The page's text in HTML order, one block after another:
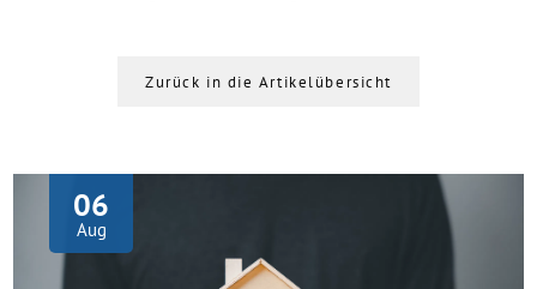
Zurück in die Artikelübersicht
06
Aug